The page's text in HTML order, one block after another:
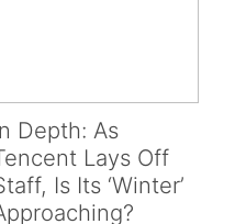
Depth: As
Lays Off
Is Its ‘Winter’